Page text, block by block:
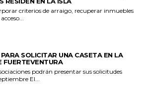
criterios de arraigo, recuperar inmuebles
SOLICITAR UNA CASETA EN LA
FUERTEVENTURA
podrán presentar sus solicitudes
hasta el próximo 11 de septiembre El...